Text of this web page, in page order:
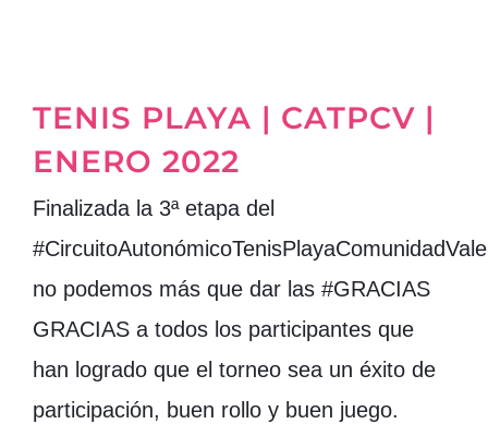
TENIS PLAYA | CATPCV |
ENERO 2022
Finalizada la 3ª etapa del
no podemos más que dar las #GRACIAS
GRACIAS a todos los participantes que
han logrado que el torneo sea un éxito de
participación, buen rollo y buen juego.